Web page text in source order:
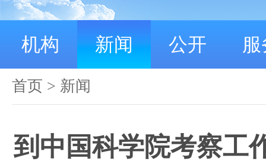
机构 新闻 公开
首页 > 新闻
到中国科学院考察工